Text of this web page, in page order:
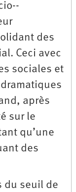
des
Ceci avec
sociales et
après
sur le
qu’une
des
du seuil de